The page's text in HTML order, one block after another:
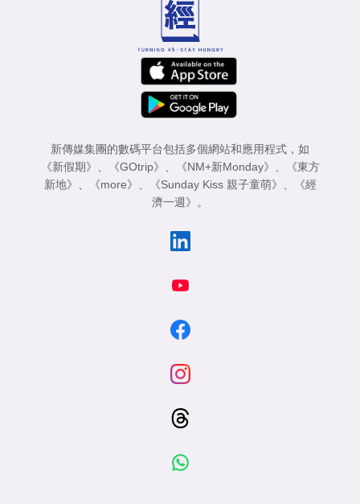
新傳媒集團的數碼平台包括多個網站和應用程式，如
《新假期》
《GOtrip》 《NM+新Monday》
《東方
新地》
《more》 《Sunday Kiss 親子童萌》
《經
濟一週》
。